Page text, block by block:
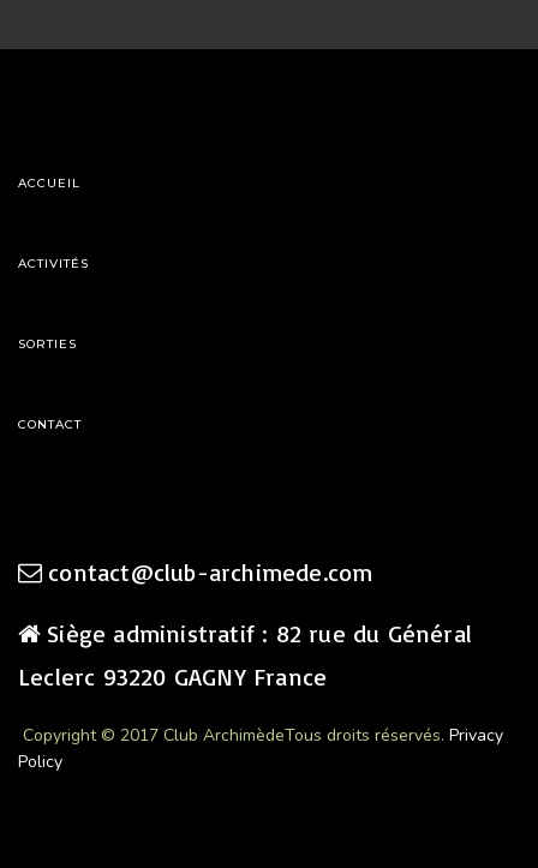
ACCUEIL
ACTIVITÉS
SORTIES
CONTACT
contact@club-archimede.com
Siège administratif : 82 rue du Général
Leclerc 93220 GAGNY France
Copyright © 2017 Club ArchimèdeTous droits réservés. Privacy
Policy